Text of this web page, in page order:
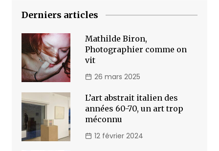
Derniers articles
Mathilde Biron,
Photographier comme on
vit
26 mars 2025
L’art abstrait italien des
années 60-70, un art trop
méconnu
12 février 2024